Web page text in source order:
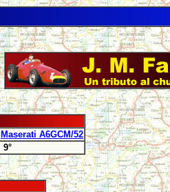
Maserati A6GCM/52
9°